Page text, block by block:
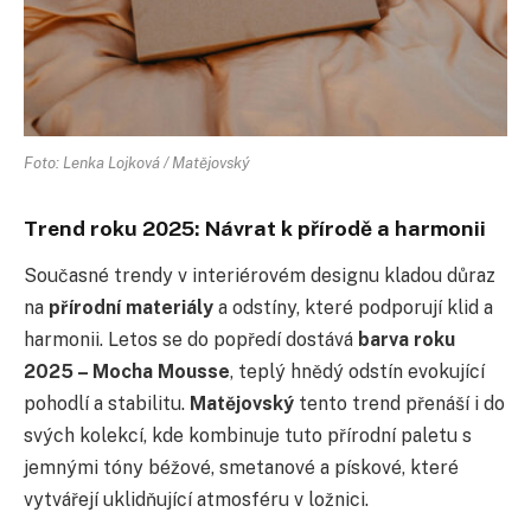
Foto: Lenka Lojková / Matějovský
Trend roku 2025: Návrat k přírodě a harmonii
Současné trendy v interiérovém designu kladou důraz
na přírodní materiály a odstíny, které podporují klid a
harmonii. Letos se do popředí dostává barva roku
2025 – Mocha Mousse, teplý hnědý odstín evokující
pohodlí a stabilitu. Matějovský tento trend přenáší i do
svých kolekcí, kde kombinuje tuto přírodní paletu s
jemnými tóny béžové, smetanové a pískové, které
vytvářejí uklidňující atmosféru v ložnici.